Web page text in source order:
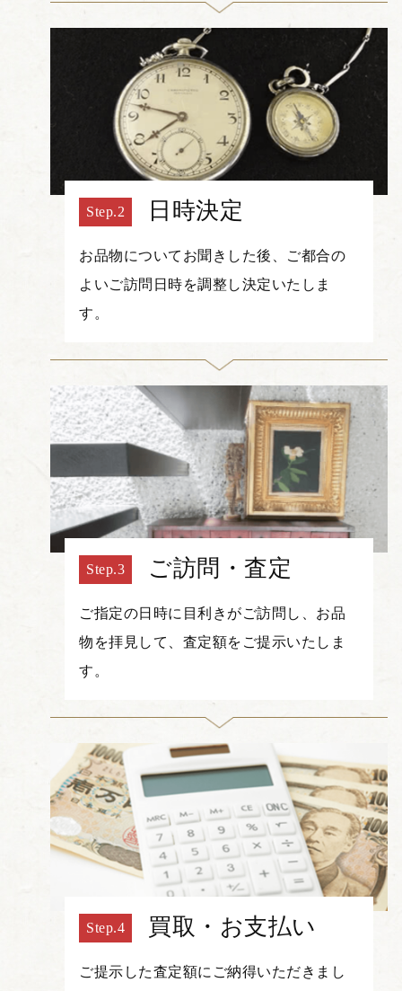
日時決定
お品物についてお聞きした後、ご都合の
よいご訪問日時を調整し決定いたしま
す。
ご訪問・査定
ご指定の日時に目利きがご訪問し、お品
物を拝見して、査定額をご提示いたしま
す。
買取・お支払い
ご提示した査定額にご納得いただきまし